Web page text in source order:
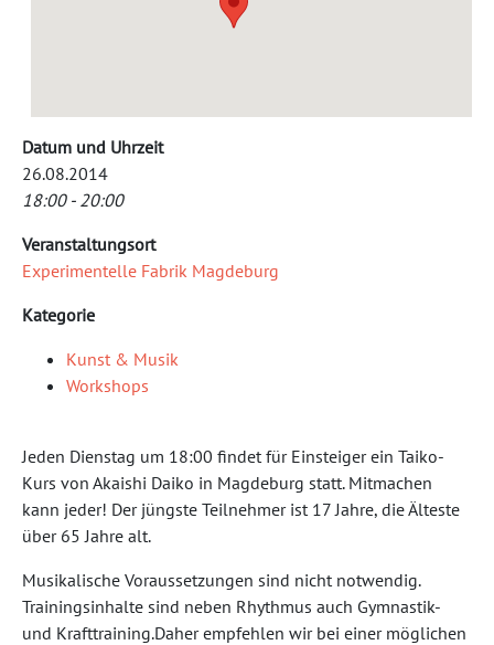
Datum und Uhrzeit
26.08.2014
18:00 - 20:00
Veranstaltungsort
Experimentelle Fabrik Magdeburg
Kategorie
Kunst & Musik
Workshops
Jeden Dienstag um 18:00 findet für Einsteiger ein Taiko-
Kurs von Akaishi Daiko in Magdeburg statt. Mitmachen
kann jeder! Der jüngste Teilnehmer ist 17 Jahre, die Älteste
über 65 Jahre alt.
Musikalische Voraussetzungen sind nicht notwendig.
Trainingsinhalte sind neben Rhythmus auch Gymnastik-
und Krafttraining.Daher empfehlen wir bei einer möglichen